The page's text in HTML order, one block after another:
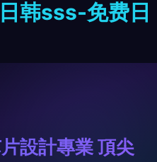
韩sss-免费日
設計專業 頂尖